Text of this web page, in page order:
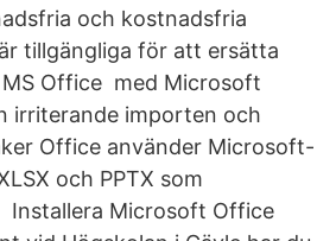
och kostnadsfria
tillgängliga för att ersätta
Office med Microsoft
irriterande importen och
Office använder Microsoft-
och PPTX som
Microsoft Office